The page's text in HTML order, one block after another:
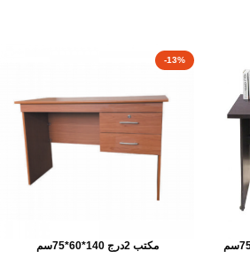
-13%
مكتب 2درج 140*60*75سم